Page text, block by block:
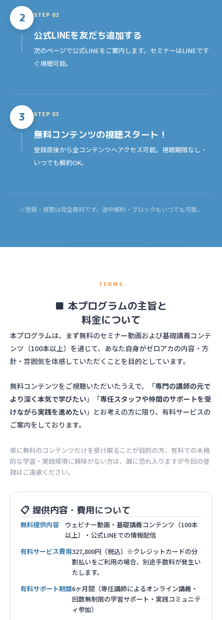
2 STEP 02
公式LINEを友だち追加する
次のページで公式LINEをご案内します。セミナーはLINEです
ぐ視聴可能。
3 STEP 03
無料コンテンツの視聴スタート！
登録直後から全コンテンツへアクセス可能。視聴期限なし・
いつでも解約OK。
※登録・視聴は完全無料です。途中解約・ブロックもいつでも可能。
TERMS
■ 本プログラムの主旨と
料金について
本プログラムは、まず無料のセミナー動画および基礎講義コンテ
ンツ（100本以上）を通じて、あなた自身がゼロアカの内容・方
針・雰囲気を体感していただくことを目的としています。
無料コンテンツをご視聴いただいたうえで、「専門の講師の元で
より深く本気で学びたい」「専任スタッフや仲間のサポートを受
けながら実践を進めたい」とお考えの方に限り、有料サービスの
ご案内をしております。
単に無料のコンテンツだけを受け取ることが目的の方、有料での本格
的な学習・実践環境に興味がない方は、誠に恐れ入りますが今回の登
録はご遠慮ください。
📋 提供内容・費用について
無料提供内容
ウェビナー動画・基礎講義コンテンツ（100本
以上）・公式LINEでの情報配信
有料サービス費用327,800円（税込）※クレジットカードの分
割払いをご利用の場合、別途手数料が発生い
たします。
有料サポート期間6ヶ月間（専任講師によるオンライン講義・
回数無制限の学習サポート・実践コミュニテ
ィ参加）